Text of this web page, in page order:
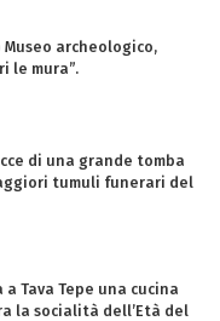
Museo archeologico,
le mura”.
di una grande tomba
tumuli funerari del
a Tava Tepe una cucina
la socialità dell’Età del